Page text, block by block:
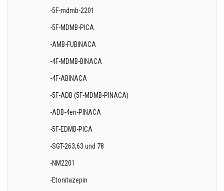
-5F-mdmb-2201
-5F-MDMB-PICA
-AMB-FUBINACA
-4F-MDMB-BINACA
-4F-ABINACA
-5F-ADB (5F-MDMB-PINACA)
-ADB-4en-PINACA
-5F-EDMB-PICA
-SGT-263,63 und 78
-NM2201
-Etonitazepin